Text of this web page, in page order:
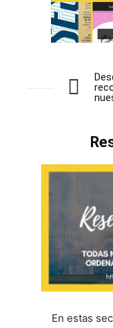
En estas